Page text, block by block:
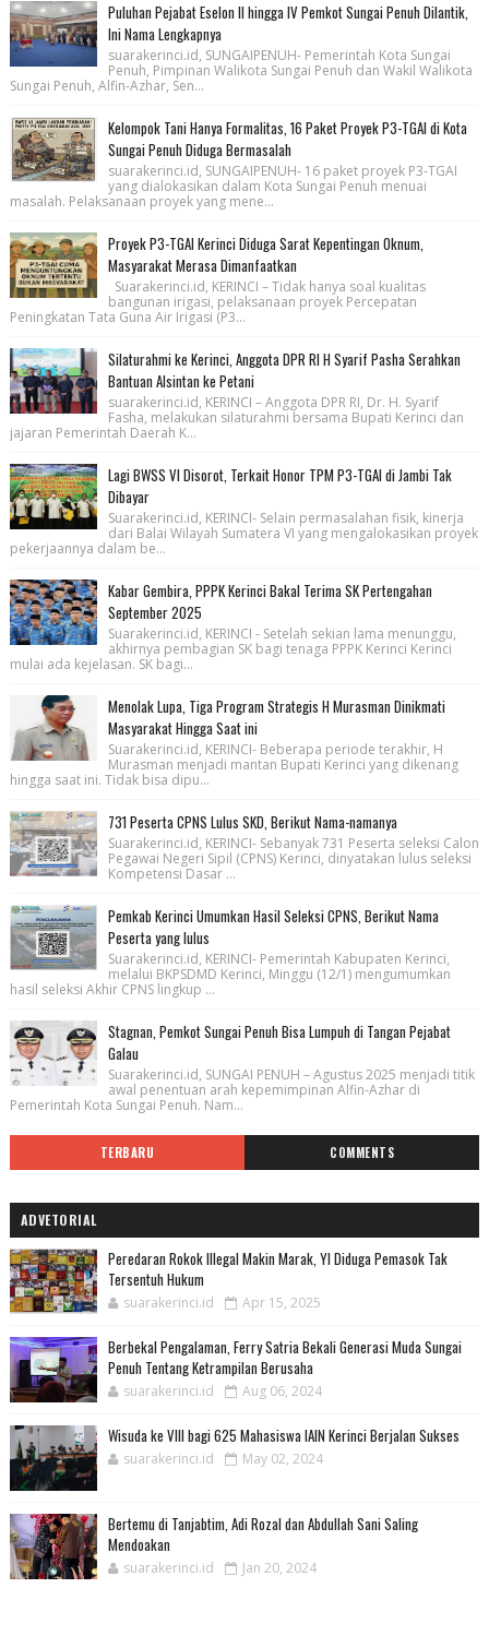
Puluhan Pejabat Eselon II hingga IV Pemkot Sungai Penuh Dilantik,
Ini Nama Lengkapnya
suarakerinci.id, SUNGAIPENUH- Pemerintah Kota Sungai
Penuh, Pimpinan Walikota Sungai Penuh dan Wakil Walikota
Sungai Penuh, Alfin-Azhar, Sen...
Kelompok Tani Hanya Formalitas, 16 Paket Proyek P3-TGAI di Kota
Sungai Penuh Diduga Bermasalah
suarakerinci.id, SUNGAIPENUH- 16 paket proyek P3-TGAI
yang dialokasikan dalam Kota Sungai Penuh menuai
masalah. Pelaksanaan proyek yang mene...
Proyek P3-TGAI Kerinci Diduga Sarat Kepentingan Oknum,
Masyarakat Merasa Dimanfaatkan
Suarakerinci.id, KERINCI – Tidak hanya soal kualitas
bangunan irigasi, pelaksanaan proyek Percepatan
Peningkatan Tata Guna Air Irigasi (P3...
Silaturahmi ke Kerinci, Anggota DPR RI H Syarif Pasha Serahkan
Bantuan Alsintan ke Petani
suarakerinci.id, KERINCI – Anggota DPR RI, Dr. H. Syarif
Fasha, melakukan silaturahmi bersama Bupati Kerinci dan
jajaran Pemerintah Daerah K...
Lagi BWSS VI Disorot, Terkait Honor TPM P3-TGAI di Jambi Tak
Dibayar
Suarakerinci.id, KERINCI- Selain permasalahan fisik, kinerja
dari Balai Wilayah Sumatera VI yang mengalokasikan proyek
pekerjaannya dalam be...
Kabar Gembira, PPPK Kerinci Bakal Terima SK Pertengahan
September 2025
Suarakerinci.id, KERINCI - Setelah sekian lama menunggu,
akhirnya pembagian SK bagi tenaga PPPK Kerinci Kerinci
mulai ada kejelasan. SK bagi...
Menolak Lupa, Tiga Program Strategis H Murasman Dinikmati
Masyarakat Hingga Saat ini
Suarakerinci.id, KERINCI- Beberapa periode terakhir, H
Murasman menjadi mantan Bupati Kerinci yang dikenang
hingga saat ini. Tidak bisa dipu...
731 Peserta CPNS Lulus SKD, Berikut Nama-namanya
Suarakerinci.id, KERINCI- Sebanyak 731 Peserta seleksi Calon
Pegawai Negeri Sipil (CPNS) Kerinci, dinyatakan lulus seleksi
Kompetensi Dasar ...
Pemkab Kerinci Umumkan Hasil Seleksi CPNS, Berikut Nama
Peserta yang lulus
Suarakerinci.id, KERINCI- Pemerintah Kabupaten Kerinci,
melalui BKPSDMD Kerinci, Minggu (12/1) mengumumkan
hasil seleksi Akhir CPNS lingkup ...
Stagnan, Pemkot Sungai Penuh Bisa Lumpuh di Tangan Pejabat
Galau
Suarakerinci.id, SUNGAI PENUH – Agustus 2025 menjadi titik
awal penentuan arah kepemimpinan Alfin-Azhar di
Pemerintah Kota Sungai Penuh. Nam...
TERBARU COMMENTS
ADVETORIAL
Peredaran Rokok Illegal Makin Marak, YI Diduga Pemasok Tak
Tersentuh Hukum
suarakerinci.id Apr 15, 2025
Berbekal Pengalaman, Ferry Satria Bekali Generasi Muda Sungai
Penuh Tentang Ketrampilan Berusaha
suarakerinci.id Aug 06, 2024
Wisuda ke VIII bagi 625 Mahasiswa IAIN Kerinci Berjalan Sukses
suarakerinci.id May 02, 2024
Bertemu di Tanjabtim, Adi Rozal dan Abdullah Sani Saling
Mendoakan
suarakerinci.id Jan 20, 2024